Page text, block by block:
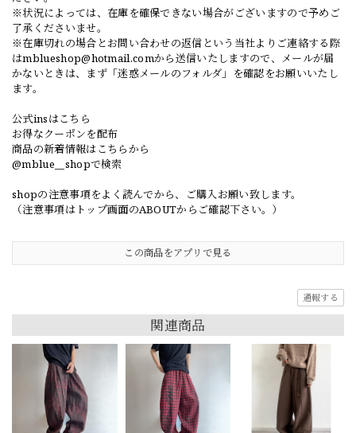
※状況によっては、在庫を確保できない場合がございますので予めご
了承くださいませ。
※在庫切れの場合とお問い合わせの返信という当社よりご連絡する際
はmblueshop@hotmail.comから送信いたしますので、メールが届
かないときは、まず「迷惑メールのフォルダ」を確認をお願いいたし
ます。
公式insはこちら
お得なクーポンを配布
商品の新着情報はこちらから
@mblue__shopで検索
shopの注意事項をよく読んでから、ご購入お願い致します。
（注意事項はトップ画面のABOUTからご確認下さい。）
この商品をアプリで見る
通報する
関連商品